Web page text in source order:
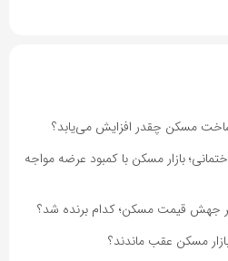
ساخت مسکن چقدر افزایش می‌یابد؟
بازار مسکن با کمبود عرضه مواجه
جهش قیمت مسکن؛ کدام برنده شد؟
مسکن عقب ماندند؟